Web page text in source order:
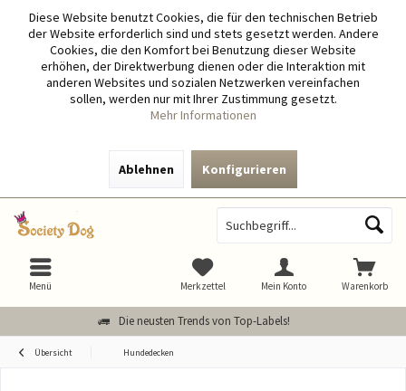
Diese Website benutzt Cookies, die für den technischen Betrieb
der Website erforderlich sind und stets gesetzt werden. Andere
Cookies, die den Komfort bei Benutzung dieser Website
erhöhen, der Direktwerbung dienen oder die Interaktion mit
anderen Websites und sozialen Netzwerken vereinfachen
sollen, werden nur mit Ihrer Zustimmung gesetzt.
Mehr Informationen
Ablehnen Konfigurieren
Die neusten Trends von Top-Labels!
Warenkorb
Merkzettel Mein Konto
Menü
Übersicht Hundedecken